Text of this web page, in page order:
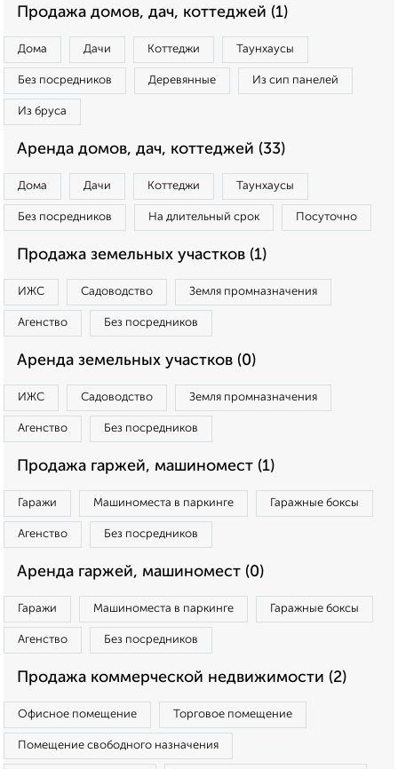
Продажа домов, дач, коттеджей (1)
Дома Дачи Коттеджи Таунхаусы
Без посредников Деревянные Из сип панелей
Из бруса
Аренда домов, дач, коттеджей (33)
Дома Дачи Коттеджи Таунхаусы
Без посредников На длительный срок Посуточно
Продажа земельных участков (1)
ИЖС Садоводство Земля промназначения
Агенство Без посредников
Аренда земельных участков (0)
ИЖС Садоводство Земля промназначения
Агенство Без посредников
Продажа гаржей, машиномест (1)
Гаражи Машиноместа в паркинге Гаражные боксы
Агенство Без посредников
Аренда гаржей, машиномест (0)
Гаражи Машиноместа в паркинге Гаражные боксы
Агенство Без посредников
Продажа коммерческой недвижимости (2)
Офисное помещение Торговое помещение
Помещение свободного назначения